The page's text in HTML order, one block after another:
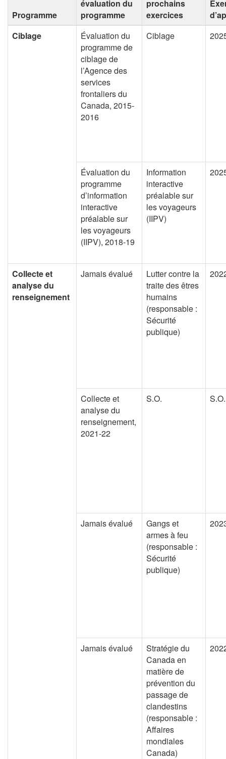
Programme
évaluation du
programme
prochains
exercices
Ciblage
Évaluation du
programme de
ciblage de
l’Agence des
services
frontaliers du
Canada, 2015-
2016
Ciblage
Évaluation du
programme
d’information
interactive
préalable sur
les voyageurs
(IIPV), 2018-19
Information
interactive
préalable sur
les voyageurs
(IIPV)
Collecte et
analyse du
renseignement
Jamais évalué
Lutter contre la
traite des êtres
humains
(responsable :
Sécurité
publique)
Collecte et
analyse du
renseignement,
2021-22
S.O. S.O.
Jamais évalué
Gangs et
armes à feu
(responsable :
Sécurité
publique)
Jamais évalué
Stratégie du
Canada en
matière de
prévention du
passage de
clandestins
(responsable :
Affaires
mondiales
Canada)